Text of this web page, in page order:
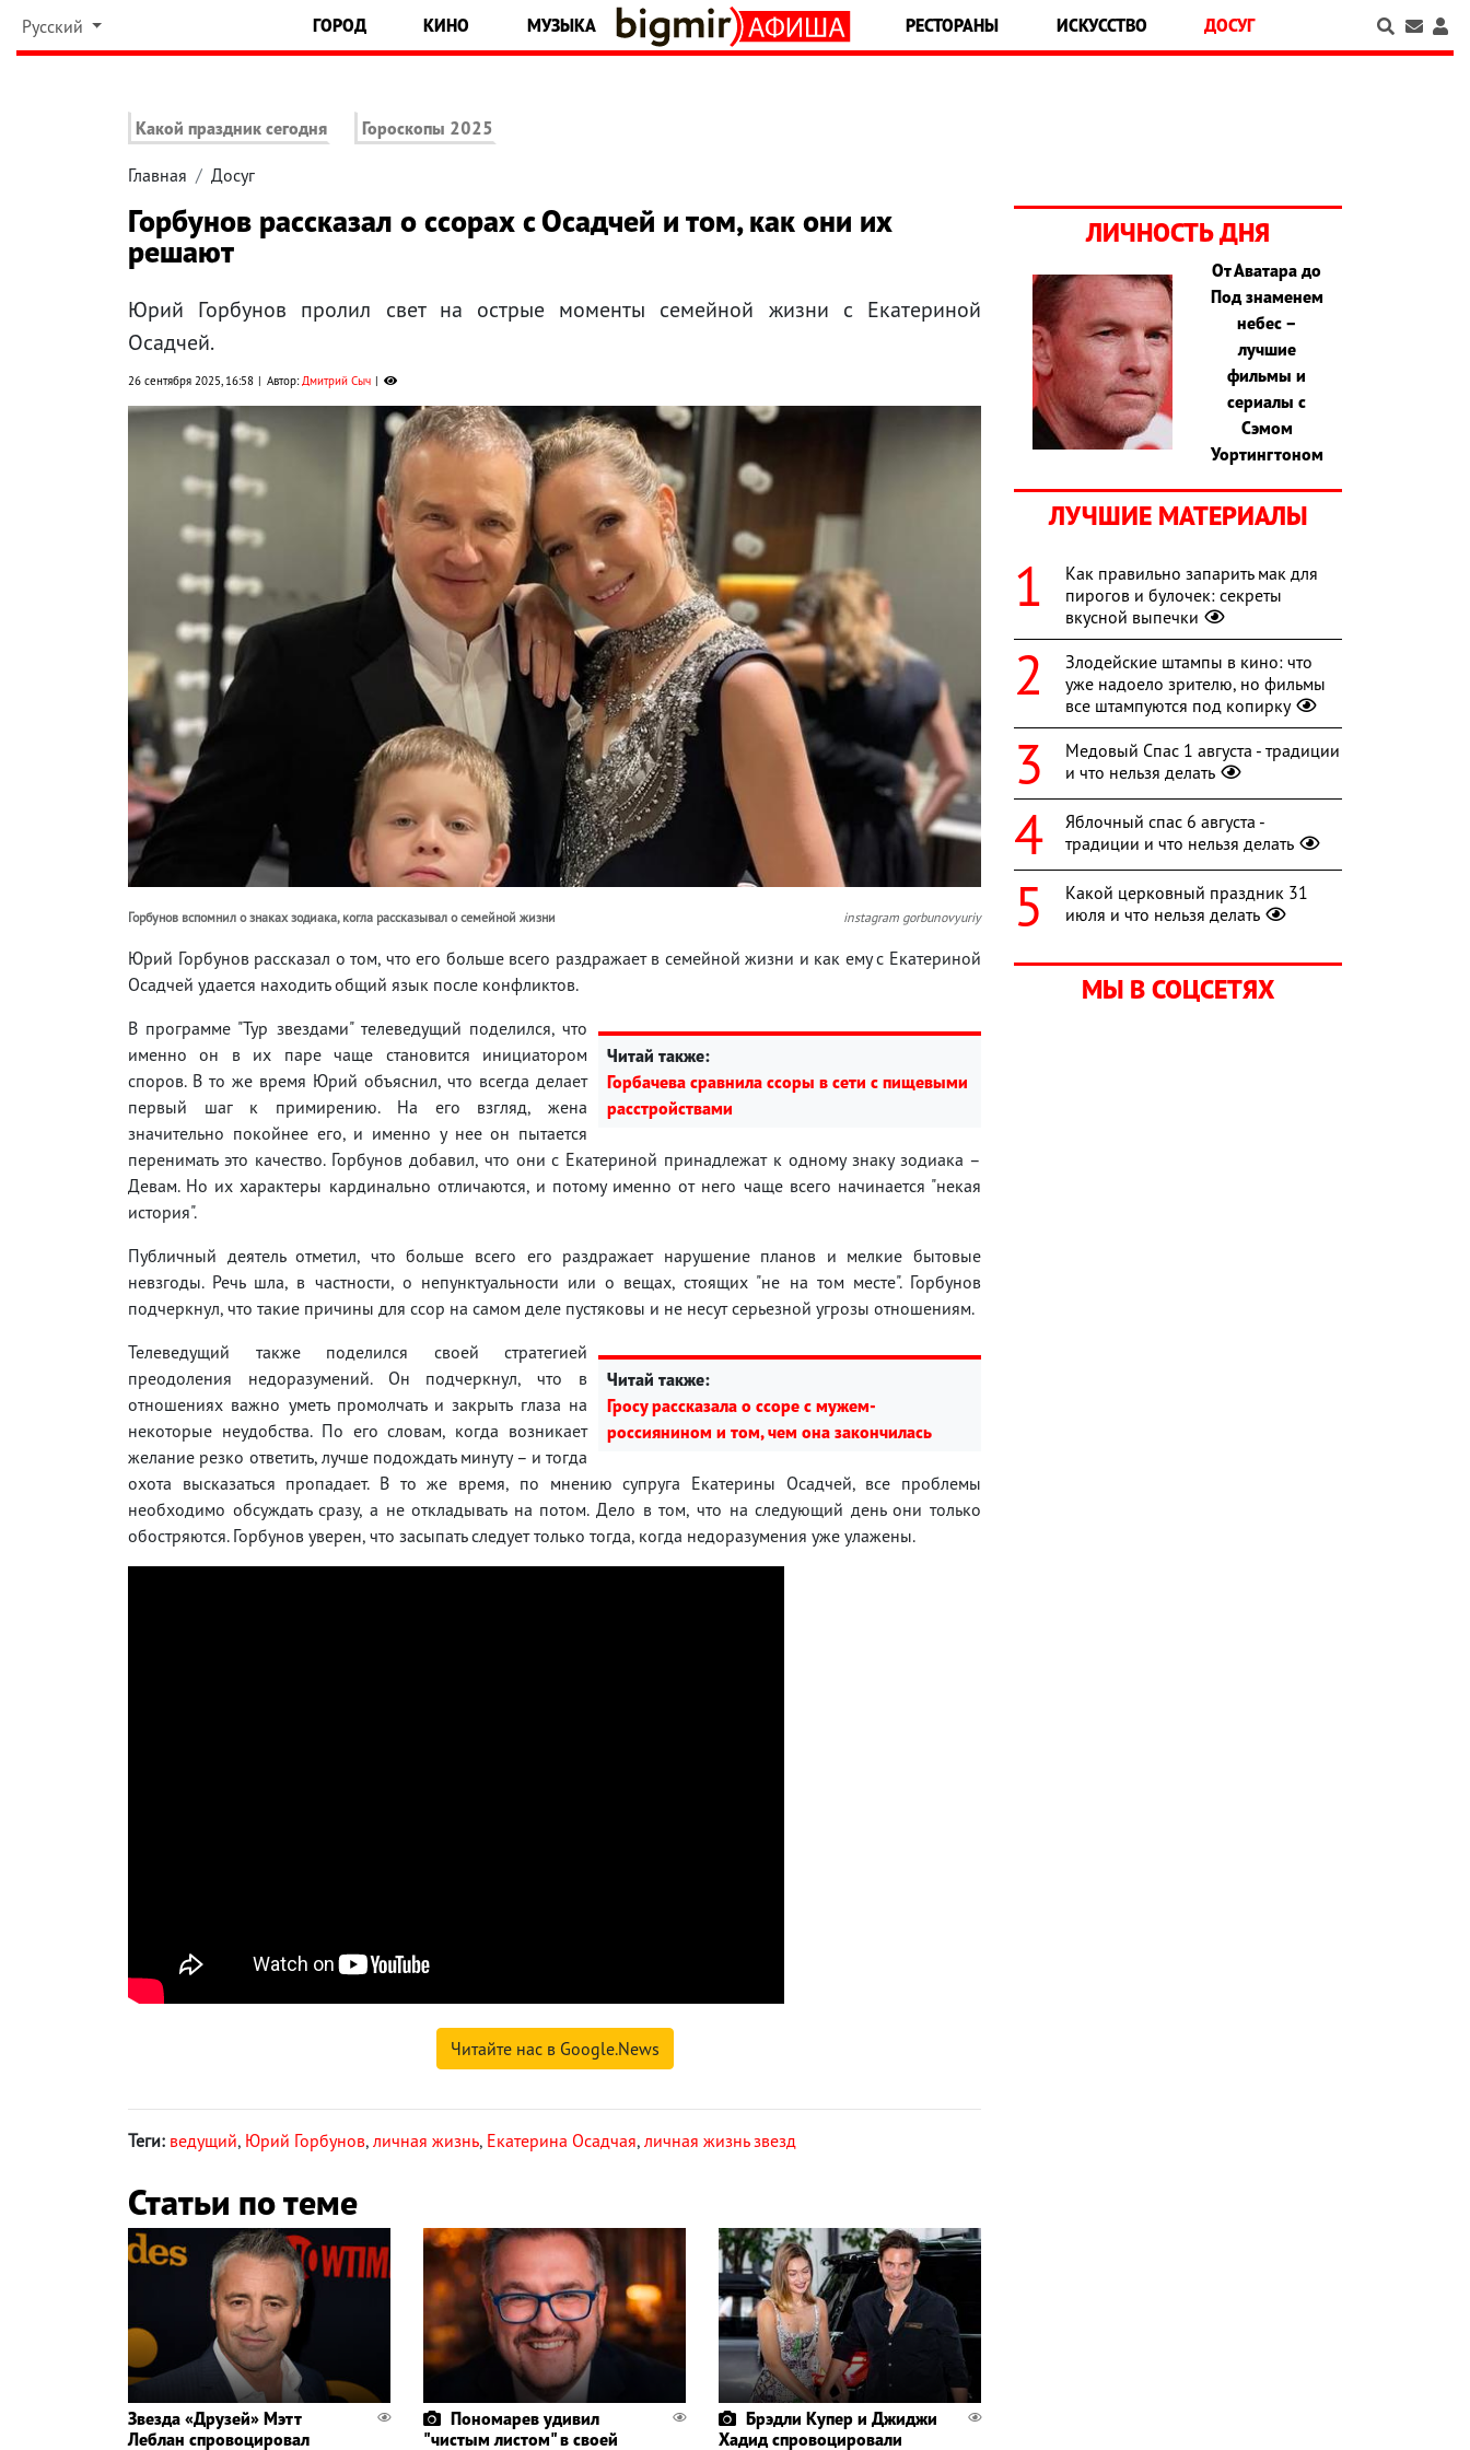
Русский ГОРОД КИНО МУЗЫКА РЕСТОРАНЫ ИСКУССТВО ДОСУГ
Какой праздник сегодня Гороскопы 2025
Главная Досуг
Горбунов рассказал о ссорах с Осадчей и том, как они их
решают
Юрий Горбунов пролил свет на острые моменты семейной жизни с Екатериной
Осадчей.
26 сентября 2025, 16:58 Автор:Дмитрий Сыч
Горбунов вспомнил о знаках зодиака, когла рассказывал о семейной жизни instagram gorbunovyuriy
Юрий Горбунов рассказал о том, что его больше всего раздражает в семейной жизни и как ему с Екатериной
Осадчей удается находить общий язык после конфликтов.
Читай также:
Горбачева сравнила ссоры в сети c пищевыми
расстройствами
В программе "Тур звездами" телеведущий поделился, что
именно он в их паре чаще становится инициатором
споров. В то же время Юрий объяснил, что всегда делает
первый шаг к примирению. На его взгляд, жена
значительно покойнее его, и именно у нее он пытается
перенимать это качество. Горбунов добавил, что они с Екатериной принадлежат к одному знаку зодиака –
Девам. Но их характеры кардинально отличаются, и потому именно от него чаще всего начинается "некая
история".
Публичный деятель отметил, что больше всего его раздражает нарушение планов и мелкие бытовые
невзгоды. Речь шла, в частности, о непунктуальности или о вещах, стоящих "не на том месте". Горбунов
подчеркнул, что такие причины для ссор на самом деле пустяковы и не несут серьезной угрозы отношениям.
Читай также:
Гросу рассказала о ссоре с мужем-
россиянином и том, чем она закончилась
Телеведущий также поделился своей стратегией
преодоления недоразумений. Он подчеркнул, что в
отношениях важно уметь промолчать и закрыть глаза на
некоторые неудобства. По его словам, когда возникает
желание резко ответить, лучше подождать минуту – и тогда
охота высказаться пропадает. В то же время, по мнению супруга Екатерины Осадчей, все проблемы
необходимо обсуждать сразу, а не откладывать на потом. Дело в том, что на следующий день они только
обостряются. Горбунов уверен, что засыпать следует только тогда, когда недоразумения уже улажены.
Читайте нас в Google.News
Теги: ведущий, Юрий Горбунов, личная жизнь, Екатерина Осадчая, личная жизнь звезд
Статьи по теме
Звезда «Друзей» Мэтт
Леблан спровоцировал
Пономарев удивил
"чистым листом" в своей
Брэдли Купер и Джиджи
Хадид спровоцировали
ЛИЧНОСТЬ ДНЯ
От Аватара до
Под знаменем
небес –
лучшие
фильмы и
сериалы с
Сэмом
Уортингтоном
ЛУЧШИЕ МАТЕРИАЛЫ
Как правильно запарить мак для
пирогов и булочек: секреты
вкусной выпечки
Злодейские штампы в кино: что
уже надоело зрителю, но фильмы
все штампуются под копирку
Медовый Спас 1 августа - традиции
и что нельзя делать
Яблочный спас 6 августа -
традиции и что нельзя делать
Какой церковный праздник 31
июля и что нельзя делать
МЫ В СОЦСЕТЯХ